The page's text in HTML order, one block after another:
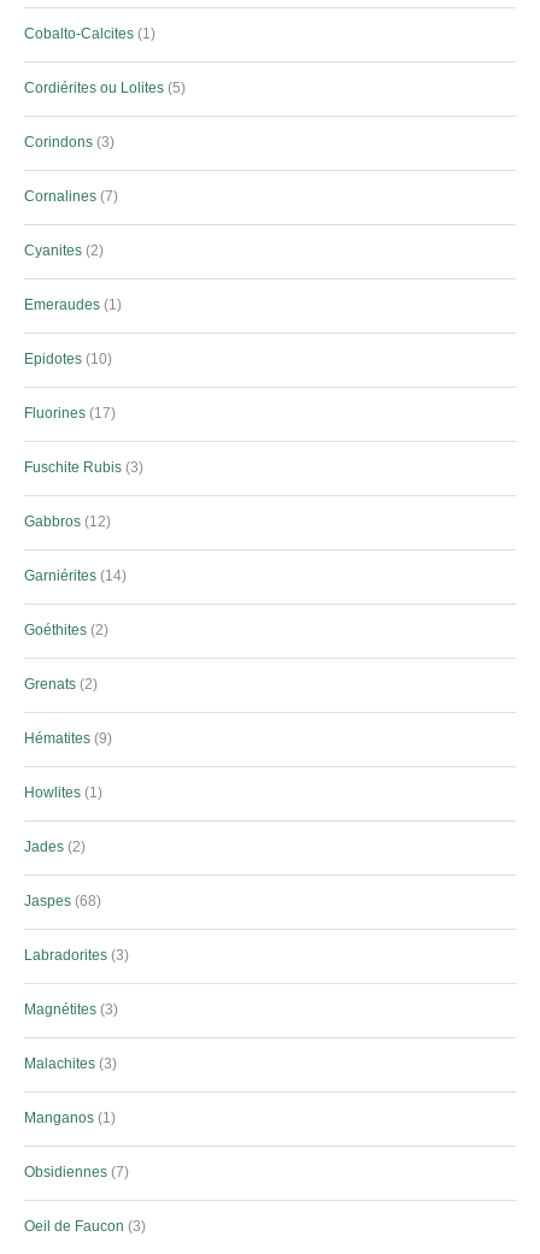
Cobalto-Calcites 1
Cordiérites ou Lolites 5
Corindons 3
Cornalines 7
Cyanites 2
Emeraudes 1
Epidotes 10
Fluorines 17
Fuschite Rubis 3
Gabbros 12
Garniérites 14
Goéthites 2
Grenats 2
Hématites 9
Howlites 1
Jades 2
Jaspes 68
Labradorites 3
Magnétites 3
Malachites 3
Manganos 1
Obsidiennes 7
Oeil de Faucon 3